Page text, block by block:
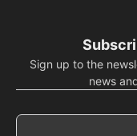
Sign up to the
news